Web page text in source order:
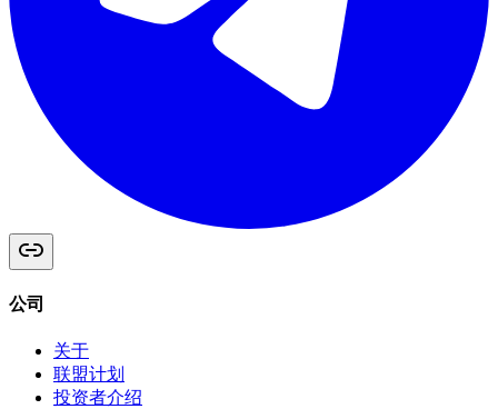
公司
关于
联盟计划
投资者介绍